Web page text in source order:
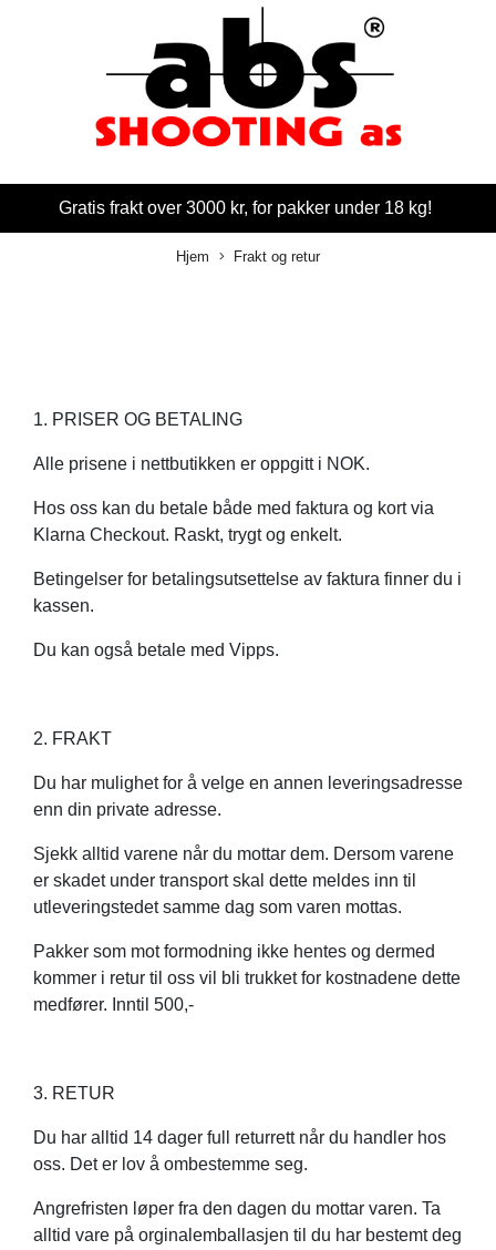
Gratis frakt over 3000 kr, for pakker under 18 kg!
Hjem Frakt og retur
1. PRISER OG BETALING
Alle prisene i nettbutikken er oppgitt i NOK.
Hos oss kan du betale både med faktura og kort via
Klarna Checkout. Raskt, trygt og enkelt.
Betingelser for betalingsutsettelse av faktura finner du i
kassen.
Du kan også betale med Vipps.
2. FRAKT
Du har mulighet for å velge en annen leveringsadresse
enn din private adresse.
Sjekk alltid varene når du mottar dem. Dersom varene
er skadet under transport skal dette meldes inn til
utleveringstedet samme dag som varen mottas.
Pakker som mot formodning ikke hentes og dermed
kommer i retur til oss vil bli trukket for kostnadene dette
medfører. Inntil 500,-
3. RETUR
Du har alltid 14 dager full returrett når du handler hos
oss. Det er lov å ombestemme seg.
Angrefristen løper fra den dagen du mottar varen. Ta
alltid vare på orginalemballasjen til du har bestemt deg